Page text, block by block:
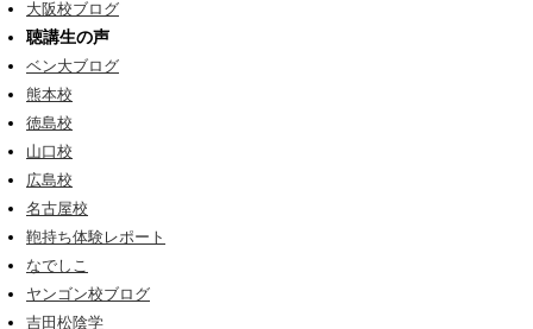
大阪校ブログ
聴講生の声
ベン大ブログ
熊本校
徳島校
山口校
広島校
名古屋校
鞄持ち体験レポート
なでしこ
ヤンゴン校ブログ
吉田松陰学